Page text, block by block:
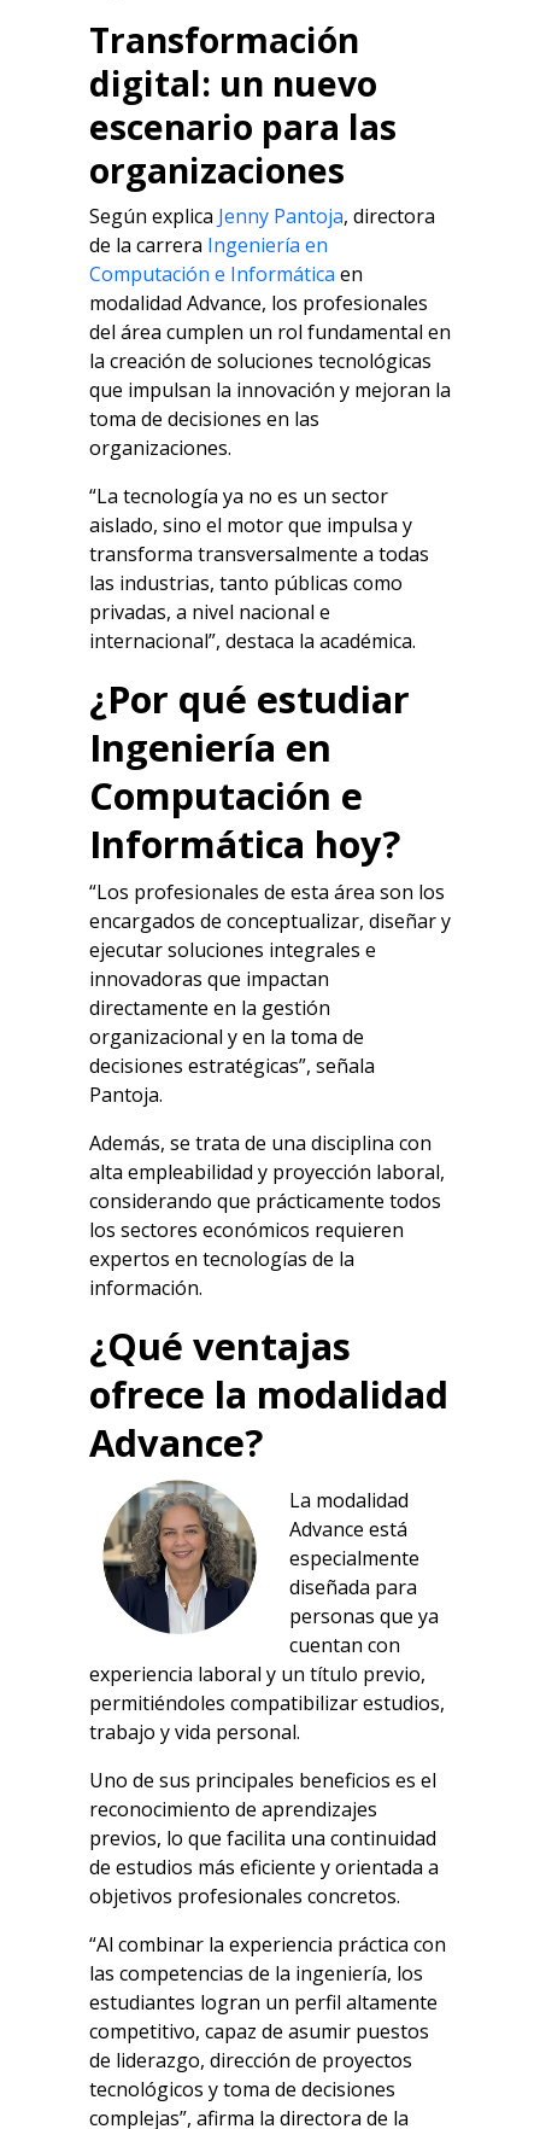
Transformación
digital: un nuevo
escenario para las
organizaciones
Según explica Jenny Pantoja, directora
de la carrera Ingeniería en
Computación e Informática en
modalidad Advance, los profesionales
del área cumplen un rol fundamental en
la creación de soluciones tecnológicas
que impulsan la innovación y mejoran la
toma de decisiones en las
organizaciones.
“La tecnología ya no es un sector
aislado, sino el motor que impulsa y
transforma transversalmente a todas
las industrias, tanto públicas como
privadas, a nivel nacional e
internacional”, destaca la académica.
¿Por qué estudiar
Ingeniería en
Computación e
Informática hoy?
“Los profesionales de esta área son los
encargados de conceptualizar, diseñar y
ejecutar soluciones integrales e
innovadoras que impactan
directamente en la gestión
organizacional y en la toma de
decisiones estratégicas”, señala
Pantoja.
Además, se trata de una disciplina con
alta empleabilidad y proyección laboral,
considerando que prácticamente todos
los sectores económicos requieren
expertos en tecnologías de la
información.
¿Qué ventajas
ofrece la modalidad
Advance?
La modalidad
Advance está
especialmente
diseñada para
personas que ya
cuentan con
experiencia laboral y un título previo,
permitiéndoles compatibilizar estudios,
trabajo y vida personal.
Uno de sus principales beneficios es el
reconocimiento de aprendizajes
previos, lo que facilita una continuidad
de estudios más eficiente y orientada a
objetivos profesionales concretos.
“Al combinar la experiencia práctica con
las competencias de la ingeniería, los
estudiantes logran un perfil altamente
competitivo, capaz de asumir puestos
de liderazgo, dirección de proyectos
tecnológicos y toma de decisiones
complejas”, afirma la directora de la